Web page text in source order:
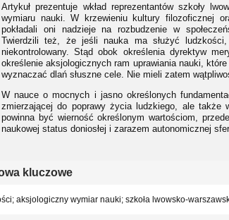
Artykuł prezentuje wkład reprezentantów szkoły
wymiaru nauki. W krzewieniu kultury filozoficznej
pokładali oni nadzieje na rozbudzenie w
Twierdzili też, że jeśli nauka ma służyć
niekontrolowany. Stąd obok określenia dyrektyw
określenie aksjologicznych ram uprawiania nauki,
wyznaczać dlań słuszne cele. Nie mieli zatem
W nauce o mocnych i jasno określonych
zmierzającej do poprawy życia ludzkiego, ale także
powinna być wierność określonym wartościom,
naukowej status doniosłej i zarazem autonomicznej
kluczowe
aksjologiczny wymiar nauki; szkoła lwowsko-